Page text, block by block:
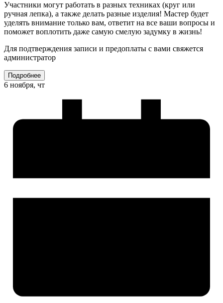
Участники могут работать в разных техниках (круг или
ручная лепка), а также делать разные изделия! Мастер будет
уделять внимание только вам, ответит на все ваши вопросы и
поможет воплотить даже самую смелую задумку в жизнь!
Для подтверждения записи и предоплаты с вами свяжется
администратор
Подробнее
6 ноября, чт